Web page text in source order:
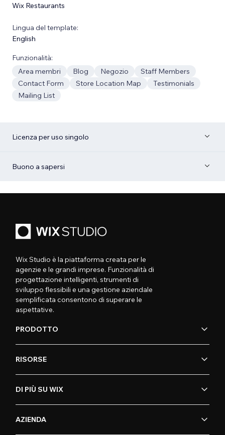
Wix Restaurants
Lingua del template:
English
Funzionalità:
Area membri
Blog Negozio
Staff Members
Contact Form
Store Location Map
Testimonials
Mailing List
Licenza per uso singolo
Buono a sapersi
Wix Studio è la piattaforma creata per le
agenzie e le grandi imprese. Funzionalità di
progettazione intelligenti, strumenti di
sviluppo flessibili e una gestione aziendale
semplificata consentono di superare le
aspettative.
PRODOTTO
RISORSE
DI PIÙ SU WIX
AZIENDA